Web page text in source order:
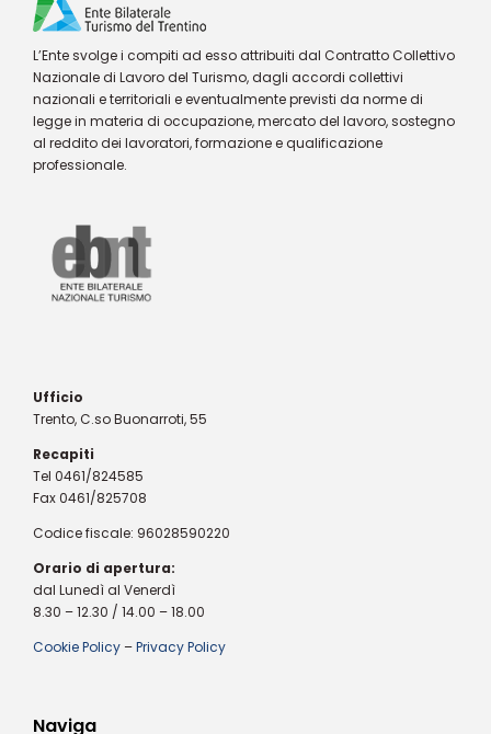
L’Ente svolge i compiti ad esso attribuiti dal Contratto Collettivo
Nazionale di Lavoro del Turismo, dagli accordi collettivi
nazionali e territoriali e eventualmente previsti da norme di
legge in materia di occupazione, mercato del lavoro, sostegno
al reddito dei lavoratori, formazione e qualificazione
professionale.
Ufficio
Trento, C.so Buonarroti, 55
Recapiti
Tel 0461/824585
Fax 0461/825708
Codice fiscale: 96028590220
Orario di apertura:
dal Lunedì al Venerdì
8.30 – 12.30 / 14.00 – 18.00
Cookie Policy –Privacy Policy
Naviga